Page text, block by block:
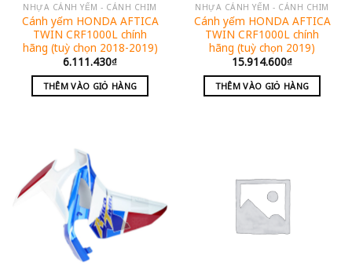
NHỰA CÁNH YẾM - CÁNH CHIM
Cánh yếm HONDA AFTICA
TWIN CRF1000L chính
hãng (tuỳ chọn 2018-2019)
6.111.430₫
THÊM VÀO GIỎ HÀNG
NHỰA CÁNH YẾM - CÁNH CHIM
Cánh yếm HONDA AFTICA
TWIN CRF1000L chính
hãng (tuỳ chọn 2019)
15.914.600₫
THÊM VÀO GIỎ HÀNG